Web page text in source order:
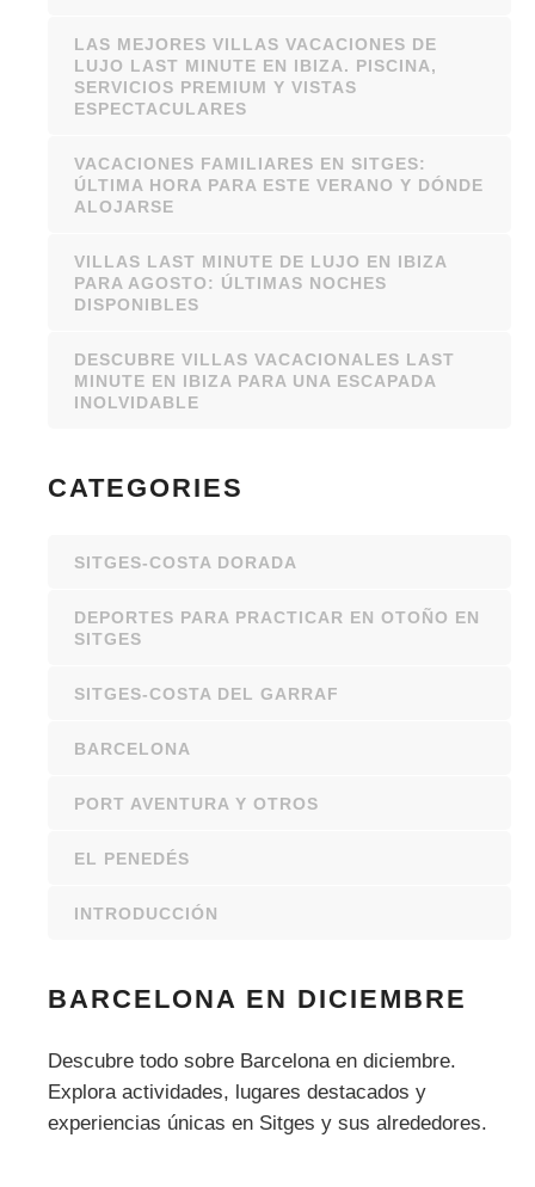
LAS MEJORES VILLAS VACACIONES DE
LUJO LAST MINUTE EN IBIZA. PISCINA,
SERVICIOS PREMIUM Y VISTAS
ESPECTACULARES
VACACIONES FAMILIARES EN SITGES:
ÚLTIMA HORA PARA ESTE VERANO Y DÓNDE
ALOJARSE
VILLAS LAST MINUTE DE LUJO EN IBIZA
PARA AGOSTO: ÚLTIMAS NOCHES
DISPONIBLES
DESCUBRE VILLAS VACACIONALES LAST
MINUTE EN IBIZA PARA UNA ESCAPADA
INOLVIDABLE
CATEGORIES
SITGES-COSTA DORADA
DEPORTES PARA PRACTICAR EN OTOÑO EN
SITGES
SITGES-COSTA DEL GARRAF
BARCELONA
PORT AVENTURA Y OTROS
EL PENEDÉS
INTRODUCCIÓN
BARCELONA EN DICIEMBRE
Descubre todo sobre Barcelona en diciembre.
Explora actividades, lugares destacados y
experiencias únicas en Sitges y sus alrededores.